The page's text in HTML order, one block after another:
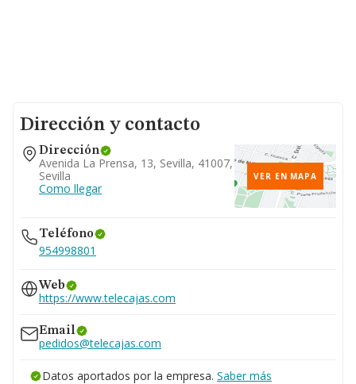
Dirección y contacto
Dirección
Avenida La Prensa, 13, Sevilla, 41007,
Sevilla
Como llegar
VER EN MAPA
Teléfono
954998801
Web
https://www.telecajas.com
Email
pedidos@telecajas.com
Datos aportados por la empresa. Saber más